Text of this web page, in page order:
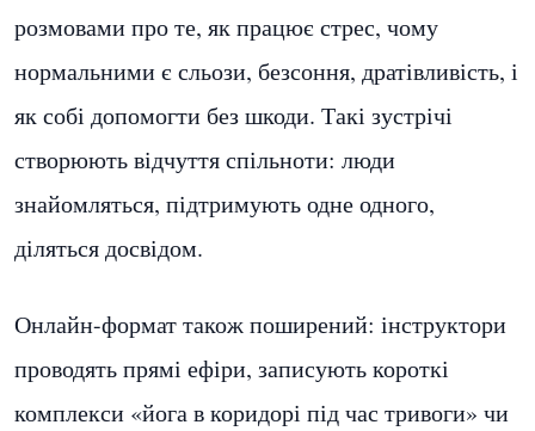
розмовами про те, як працює стрес, чому
нормальними є сльози, безсоння, дратівливість, і
як собі допомогти без шкоди. Такі зустрічі
створюють відчуття спільноти: люди
знайомляться, підтримують одне одного,
діляться досвідом.
Онлайн-формат також поширений: інструктори
проводять прямі ефіри, записують короткі
комплекси «йога в коридорі під час тривоги» чи